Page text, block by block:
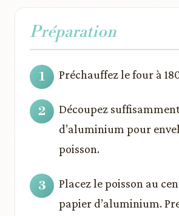
Préparation
Préchauffez le four à
Découpez
d’aluminium pour
poisson.
Placez le poisson au
papier d’aluminium.